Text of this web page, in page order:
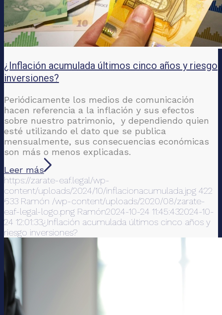
¿Inflación acumulada últimos cinco años y riesgo
inversiones?
Periódicamente los medios de comunicación
hacen referencia a la inflación y sus efectos
sobre nuestro patrimonio, y dependiendo quien
esté utilizando el dato que se publica
mensualmente, sus consecuencias económicas
son más o menos explicadas.
Leer más
https://zarate-eaf.legal/wp-
content/uploads/2024/10/inflacionacumulada.jpg 422
633 Ramón /wp-content/uploads/2020/08/zarate-
eaf-legal-logo.png Ramón2024-10-24 11:45:432024-10-
24 12:01:33¿Inflación acumulada últimos cinco años y
riesgo inversiones?